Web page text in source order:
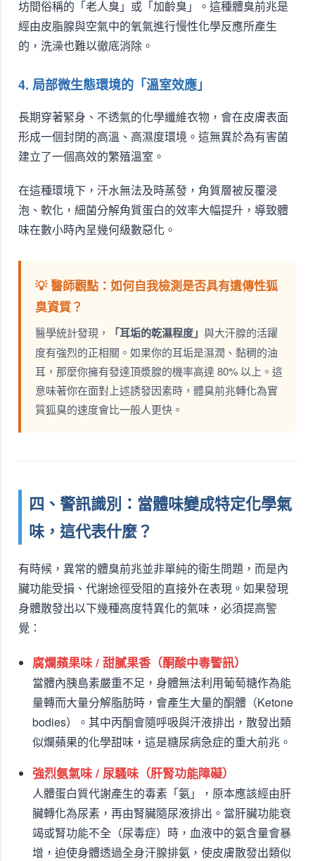
坊間俗稱的「老人臭」或「加齡臭」。這種體臭前兆是
經由皮脂腺與空氣中的氧氣進行慢性化學反應所產生
的，洗澡也難以徹底消除。
4. 局部微生態環境的「溫室效應」
長期穿著緊身、不透氣的化學纖維衣物，會在皮膚表面
形成一個封閉的高溫、高濕度環境。這無異於為有害菌
建立了一個高效的繁殖溫室。
在這種環境下，汗水無法及時蒸發，角質層被反覆浸
泡、軟化，細菌分解角質蛋白的效率大幅提升，導致體
味在數小時內呈幾何級數惡化。
💡 醫師觀點：如何自我檢測是否具有遺傳性狐
臭資質？
醫學統計發現， 「耳垢的乾濕程度」 與大汗腺的活躍
度有強烈的正相關。如果你的耳垢是濕潤、黏稠的油
耳，那麼你擁有發達頂漿腺的機率高達 80% 以上。這
意味著你在面對上述誘發因素時，體臭前兆轉化為實
質狐臭的速度會比一般人更快。
四、警訊識別：當體味變成特定化學氣
味，這代表什麼？
有時候，異常的體臭前兆並非單純的衛生問題，而是內
臟功能受損、代謝途徑受阻的直接外在表現。如果發現
身體散發出以下幾種高度特異化的氣味，必須提高警
覺：
腐爛蘋果味 / 甜膩果香（酮酸中毒警訊）
當體內胰島素嚴重不足，身體無法利用葡萄糖作為能
量轉而大量分解脂肪時，會產生大量的酮體（Ketone
bodies）。其中丙酮會隨呼吸與汗液排出，散發出類
似爛蘋果的化學甜味，這是糖尿病急症的重大前兆。
強烈氨氣味 / 尿騷味（肝腎功能障礙）
人體蛋白質代謝產生的毒素「氨」，原本應該經由肝
臟轉化為尿素，再由腎臟隨尿液排出。當肝臟功能衰
竭或腎功能不全（尿毒症）時，血液中的氨含量會暴
增，迫使身體透過全身汗腺排氨，使皮膚散發出類似